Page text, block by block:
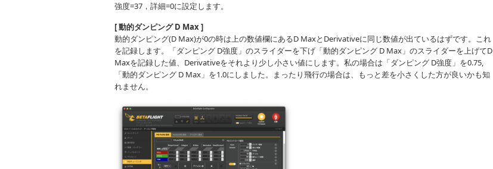
強度=37，詳細=0に設定します。
[ 動的ダンピング D Max ]
動的ダンピング(D Max)が0の時は上の数値欄にあるD MaxとDerivativeに同じ数値が出ているはずです。これ
を記録します。「ダンピング D強度」のスライダーを下げ「動的ダンピング D Max」のスライダーを上げてD
Maxを記録した値、Derivativeをそれより少し小さい値にします。私の場合は「ダンピング D強度」を0.75,
「動的ダンピング D Max」を1.0にしました。まったり飛行の場合は、もっと差を小さくした方が良いかも知
れません。